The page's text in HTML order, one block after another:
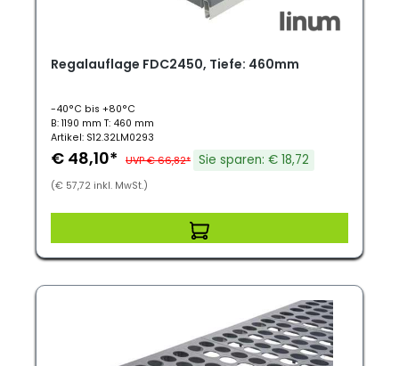
Regalauflage FDC2450, Tiefe: 460mm
-40°C bis +80°C
B: 1190 mm T: 460 mm
Artikel: S12.32LM0293
€ 48,10* UVP € 66,82* Sie sparen: € 18,72
(€ 57,72 inkl. MwSt.)